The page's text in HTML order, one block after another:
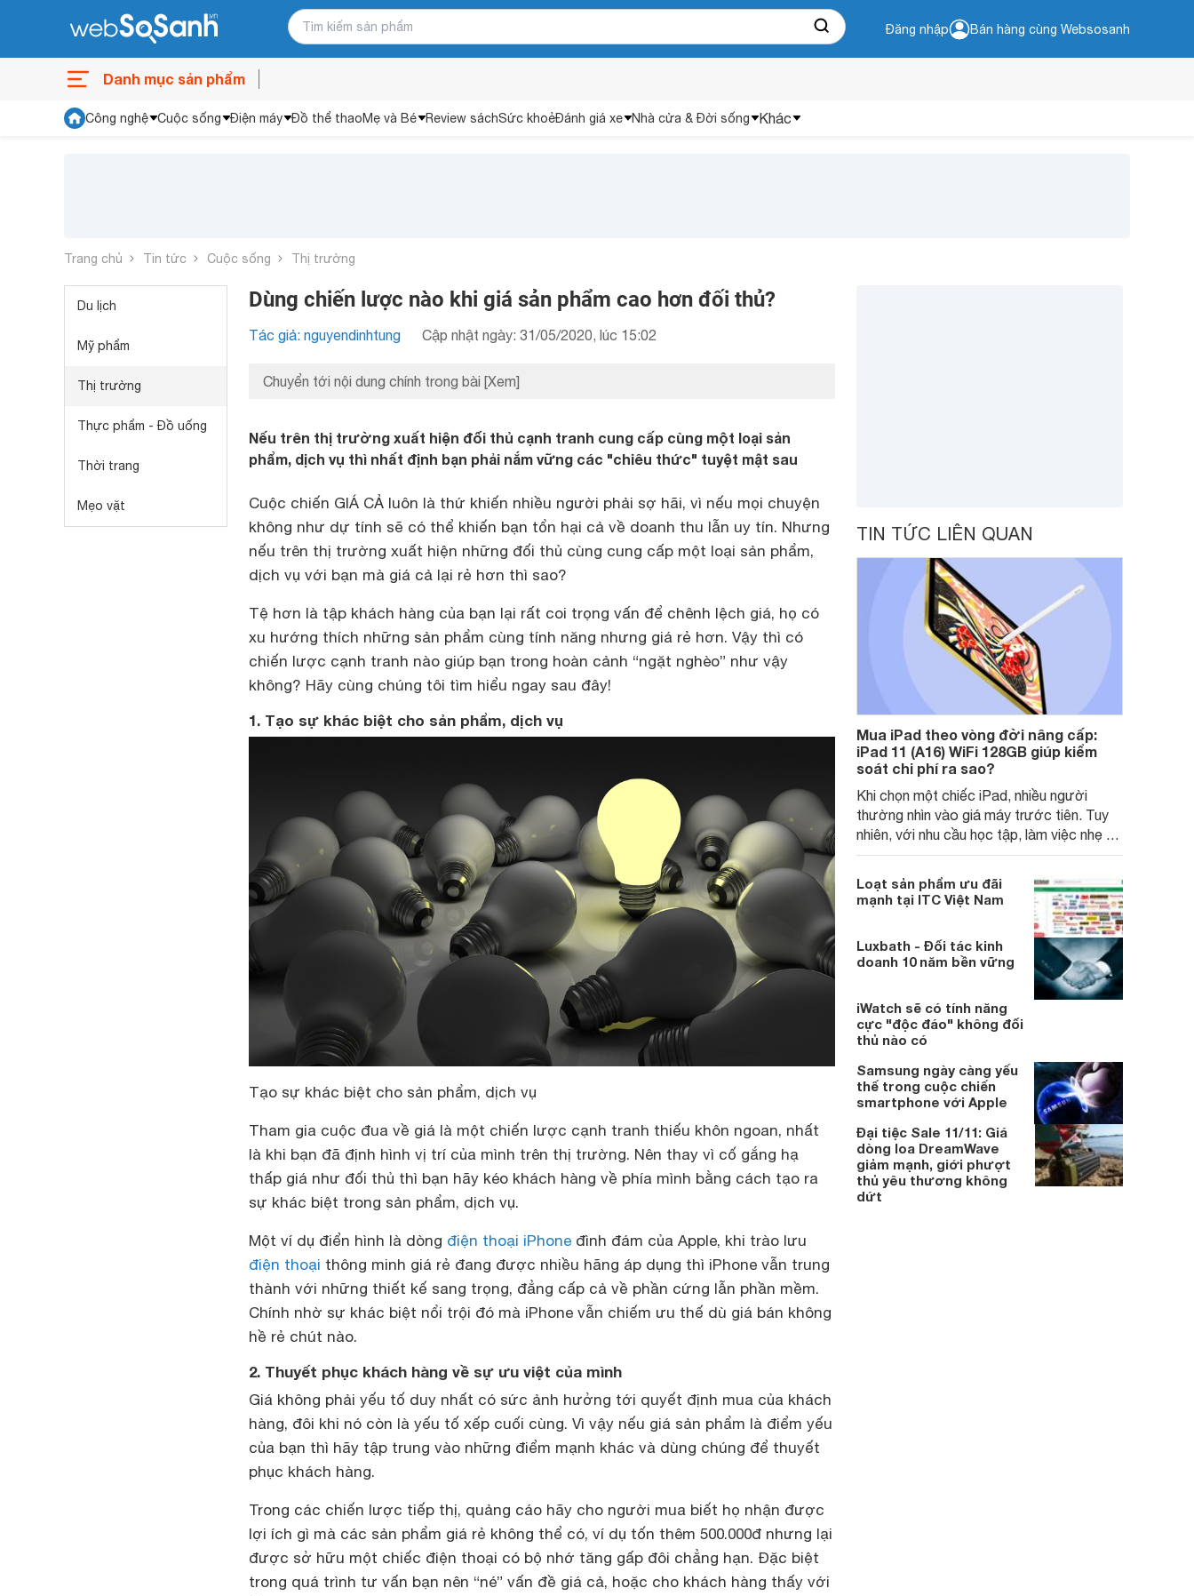
Đăng nhập Bán hàng cùng Websosanh
Danh mục sản phẩm
Công nghệ Cuộc sống Điện máy Đồ thể thaoMẹ và Bé Review sáchSức khoẻĐánh giá xe Nhà cửa & Đời sống Khác
Trang chủ Tin tức Cuộc sống Thị trường
Du lịch
Mỹ phẩm
Thị trường
Thực phẩm - Đồ uống
Thời trang
Mẹo vặt
Dùng chiến lược nào khi giá sản phẩm cao hơn đối thủ?
Tác giả: nguyendinhtung Cập nhật ngày: 31/05/2020, lúc 15:02
Chuyển tới nội dung chính trong bài [Xem]
Nếu trên thị trường xuất hiện đối thủ cạnh tranh cung cấp cùng một loại sản
phẩm, dịch vụ thì nhất định bạn phải nắm vững các "chiêu thức" tuyệt mật sau
Cuộc chiến GIÁ CẢ luôn là thứ khiến nhiều người phải sợ hãi, vì nếu mọi chuyện
không như dự tính sẽ có thể khiến bạn tổn hại cả về doanh thu lẫn uy tín. Nhưng
nếu trên thị trường xuất hiện những đối thủ cùng cung cấp một loại sản phẩm,
dịch vụ với bạn mà giá cả lại rẻ hơn thì sao?
Tệ hơn là tập khách hàng của bạn lại rất coi trọng vấn để chênh lệch giá, họ có
xu hướng thích những sản phẩm cùng tính năng nhưng giá rẻ hơn. Vậy thì có
chiến lược cạnh tranh nào giúp bạn trong hoàn cảnh “ngặt nghèo” như vậy
không? Hãy cùng chúng tôi tìm hiểu ngay sau đây!
1. Tạo sự khác biệt cho sản phẩm, dịch vụ
Tạo sự khác biệt cho sản phẩm, dịch vụ
Tham gia cuộc đua về giá là một chiến lược cạnh tranh thiếu khôn ngoan, nhất
là khi bạn đã định hình vị trí của mình trên thị trường. Nên thay vì cố gắng hạ
thấp giá như đối thủ thì bạn hãy kéo khách hàng về phía mình bằng cách tạo ra
sự khác biệt trong sản phẩm, dịch vụ.
Một ví dụ điển hình là dòng điện thoại iPhone đình đám của Apple, khi trào lưu
điện thoại thông minh giá rẻ đang được nhiều hãng áp dụng thì iPhone vẫn trung
thành với những thiết kế sang trọng, đẳng cấp cả về phần cứng lẫn phần mềm.
Chính nhờ sự khác biệt nổi trội đó mà iPhone vẫn chiếm ưu thế dù giá bán không
hề rẻ chút nào.
2. Thuyết phục khách hàng về sự ưu việt của mình
Giá không phải yếu tố duy nhất có sức ảnh hưởng tới quyết định mua của khách
hàng, đôi khi nó còn là yếu tố xếp cuối cùng. Vì vậy nếu giá sản phẩm là điểm yếu
của bạn thì hãy tập trung vào những điểm mạnh khác và dùng chúng để thuyết
phục khách hàng.
Trong các chiến lược tiếp thị, quảng cáo hãy cho người mua biết họ nhận được
lợi ích gì mà các sản phẩm giá rẻ không thể có, ví dụ tốn thêm 500.000đ nhưng lại
được sở hữu một chiếc điện thoại có bộ nhớ tăng gấp đôi chẳng hạn. Đặc biệt
trong quá trình tư vấn bạn nên “né” vấn đề giá cả, hoặc cho khách hàng thấy với
TIN TỨC LIÊN QUAN
Mua iPad theo vòng đời nâng cấp:
iPad 11 (A16) WiFi 128GB giúp kiểm
soát chi phí ra sao?
Khi chọn một chiếc iPad, nhiều người
thường nhìn vào giá máy trước tiên. Tuy
nhiên, với nhu cầu học tập, làm việc nhẹ và
giải trí trong vài năm, điều quan trọng hơn
là tổng chi phí sở hữu: mua bản nào, có
cần phụ kiện ngay không, dùng được bao
lâu và khi nào nên nâng cấp.
Loạt sản phẩm ưu đãi
mạnh tại ITC Việt Nam
Luxbath - Đối tác kinh
doanh 10 năm bền vững
iWatch sẽ có tính năng
cực "độc đáo" không đối
thủ nào có
Samsung ngày càng yếu
thế trong cuộc chiến
smartphone với Apple
Đại tiệc Sale 11/11: Giá
dòng loa DreamWave
giảm mạnh, giới phượt
thủ yêu thương không
dứt